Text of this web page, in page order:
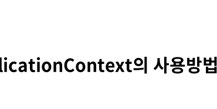
의 사용방법